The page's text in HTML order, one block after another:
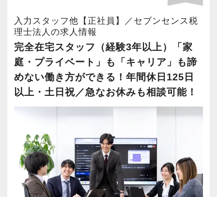
・繁忙期も月30～40h程度
・男性の育休取得率100％
・テレワーク導入済み
・全席デュアルモニタ完備
＜幅広い経験・成長環境＞
・9割が紹介の安定基盤
・個人～大企業まで幅広く経験可能
・税務顧問＋資産税に関与
・相続／事業承継／M&Aにも対応
入力スタッフ他【正社員】／セブンセンス税
理士法人の求人情報
完全在宅スタッフ（経験3年以上）「家
庭・プライベート」も「キャリア」も諦
めない働き方ができる！年間休日125日
以上・土日祝／急なお休みも相談可能！